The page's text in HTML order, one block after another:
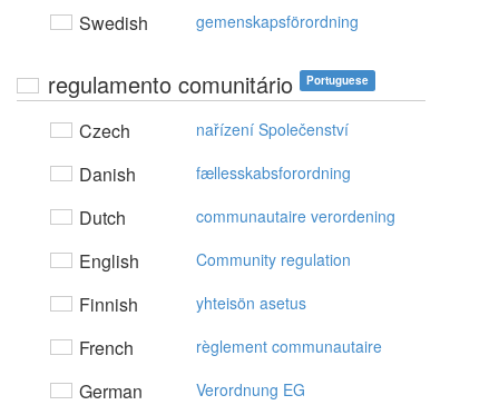
Swedish gemenskapsförordning
regulamento comunitário Portuguese
Czech nařízení Společenství
Danish fællesskabsforordning
Dutch communautaire verordening
English Community regulation
Finnish yhteisön asetus
French règlement communautaire
German Verordnung EG